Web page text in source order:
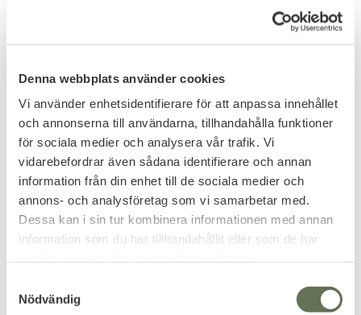
Denna webbplats använder cookies
Vi använder enhetsidentifierare för att anpassa innehållet
och annonserna till användarna, tillhandahålla funktioner
för sociala medier och analysera vår trafik. Vi
vidarebefordrar även sådana identifierare och annan
information från din enhet till de sociala medier och
annons- och analysföretag som vi samarbetar med.
Dessa kan i sin tur kombinera informationen med annan
information som du har tillhandahållit eller som de har
Nödvändig